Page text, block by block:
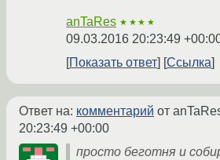
anTaRes ★★★★
09.03.2016 20:23:49
Показать ответ
Ссылка
Ответ на: комментарий от
20:23:49 +00:00
просто беготня и